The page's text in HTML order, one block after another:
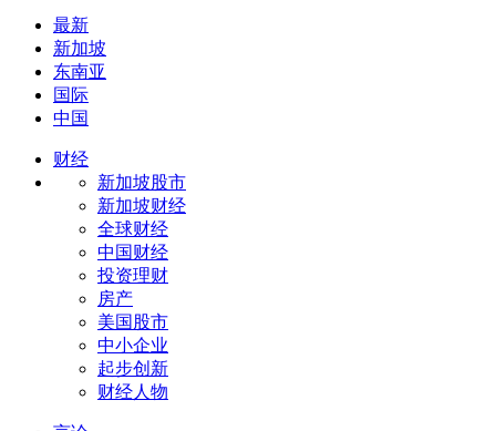
最新
新加坡
东南亚
国际
中国
财经
新加坡股市
新加坡财经
全球财经
中国财经
投资理财
房产
美国股市
中小企业
起步创新
财经人物